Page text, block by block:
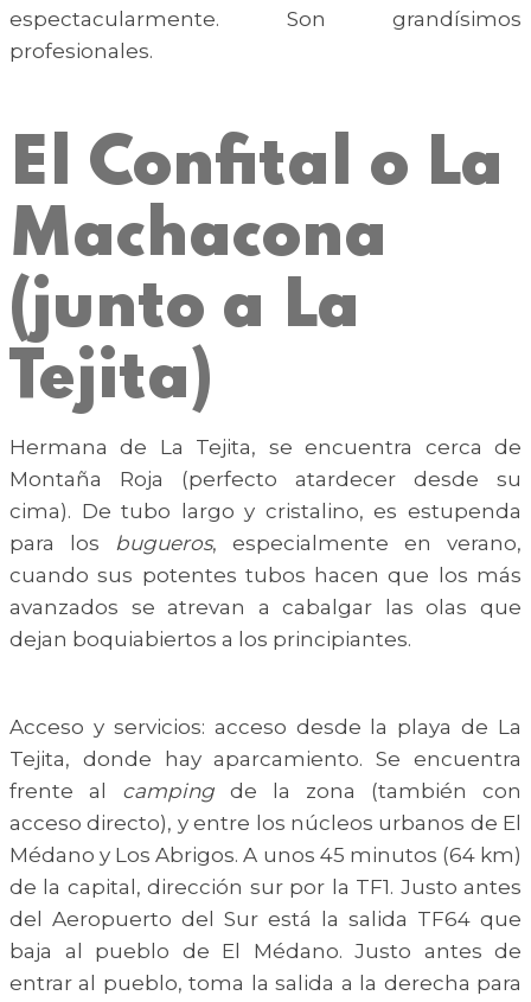
espectacularmente. Son grandísimos
profesionales.
El Confital o La
Machacona
(junto a La
Tejita)
Hermana de La Tejita, se encuentra cerca de
Montaña Roja (perfecto atardecer desde su
cima). De tubo largo y cristalino, es estupenda
para los bugueros, especialmente en verano,
cuando sus potentes tubos hacen que los más
avanzados se atrevan a cabalgar las olas que
dejan boquiabiertos a los principiantes.
Acceso y servicios: acceso desde la playa de La
Tejita, donde hay aparcamiento. Se encuentra
frente al camping de la zona (también con
acceso directo), y entre los núcleos urbanos de El
Médano y Los Abrigos. A unos 45 minutos (64 km)
de la capital, dirección sur por la TF1. Justo antes
del Aeropuerto del Sur está la salida TF64 que
baja al pueblo de El Médano. Justo antes de
entrar al pueblo, toma la salida a la derecha para